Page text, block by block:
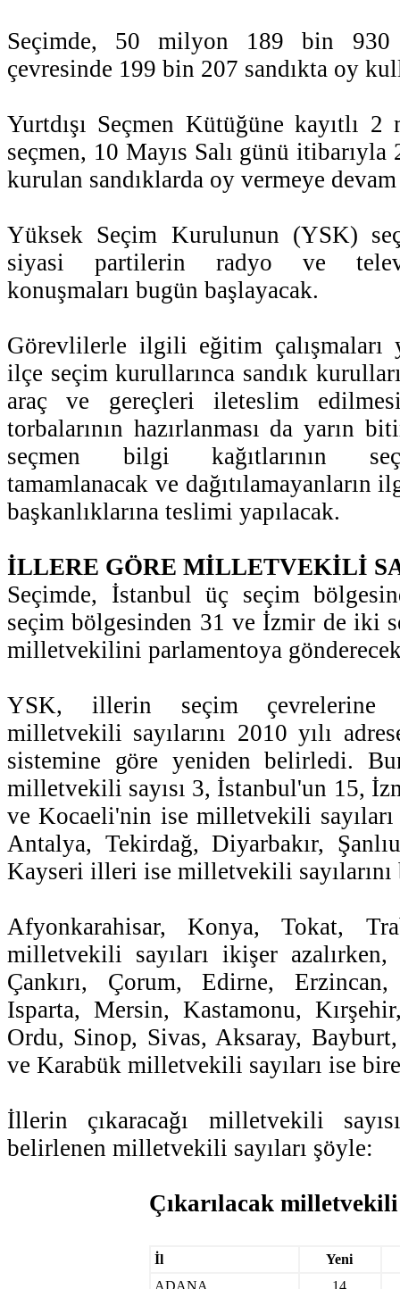
Seçimde, 50 milyon 189 bin 930
çevresinde 199 bin 207 sandıkta oy
Yurtdışı Seçmen Kütüğüne kayıtlı
seçmen, 10 Mayıs Salı günü itibarıyla
kurulan sandıklarda oy vermeye
Yüksek Seçim Kurulunun (YSK)
siyasi partilerin radyo ve
konuşmaları bugün başlayacak.
Görevlilerle ilgili eğitim çalışmaları
ilçe seçim kurullarınca sandık
araç ve gereçleri ileteslim
torbalarının hazırlanması da yarın
seçmen bilgi kağıtlarının
tamamlanacak ve
başkanlıklarına teslimi yapılacak.
İLLERE GÖRE MİLLETVEKİLİ
Seçimde, İstanbul üç seçim
seçim bölgesinden 31 ve İzmir de iki
milletvekilini parlamentoya
YSK, illerin seçim çevrelerine
milletvekili sayılarını 2010 yılı
sistemine göre yeniden belirledi.
milletvekili sayısı 3, İstanbul'un 15,
ve Kocaeli'nin ise milletvekili sayıları
Antalya, Tekirdağ, Diyarbakır,
Kayseri illeri ise milletvekili sayılarını
Afyonkarahisar, Konya, Tokat,
milletvekili sayıları ikişer
Çankırı, Çorum, Edirne,
Isparta, Mersin, Kastamonu,
Ordu, Sinop, Sivas, Aksaray,
ve Karabük milletvekili sayıları ise
İllerin çıkaracağı milletvekili
belirlenen milletvekili sayıları şöyle:
Çıkarılacak milletvekili
İl
Yeni
ADANA
14